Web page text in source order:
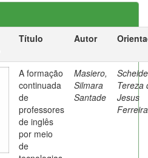
Título Autor
A formação
continuada
de
professores
de inglês
por meio
de
Masiero,
Silmara
Santade
Tereza
Jesus
Ferreira